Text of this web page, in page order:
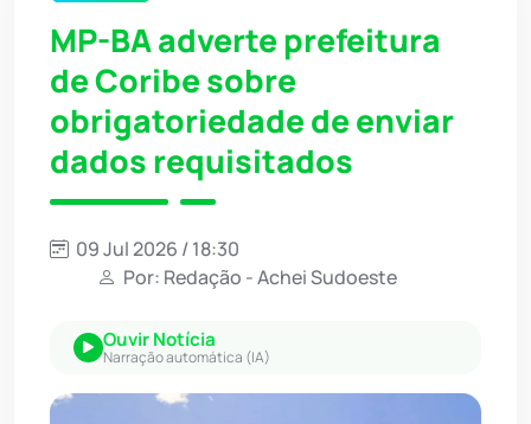
MP-BA adverte prefeitura
de Coribe sobre
obrigatoriedade de enviar
dados requisitados
09 Jul 2026 / 18:30
Por: Redação - Achei Sudoeste
Ouvir Notícia
Narração automática (IA)